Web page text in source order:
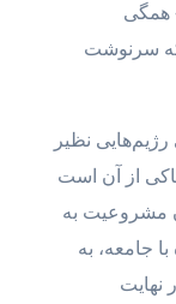
همگی
سرنوشت
نظیر
از آن است
مشروعیت به
جامعه، به
نهایت